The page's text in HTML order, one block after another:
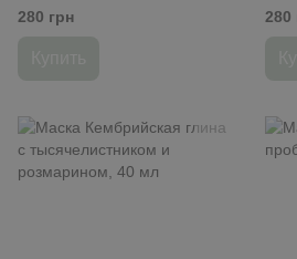
280 грн 280